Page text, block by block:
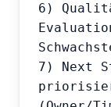
6)
7) Next